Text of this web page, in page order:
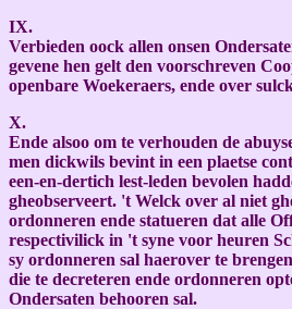
IX.
Verbieden oock allen onsen
gevene hen gelt den voorschreven
openbare Woekeraers, ende over
X.
Ende alsoo om te verhouden de
men dickwils bevint in een plaetse
een-en-dertich lest-leden bevolen
gheobserveert. 't Welck over al niet
ordonneren ende statueren dat alle
respectivilick in 't syne voor heuren
sy ordonneren sal haerover te
die te decreteren ende ordonneren
Ondersaten behooren sal.